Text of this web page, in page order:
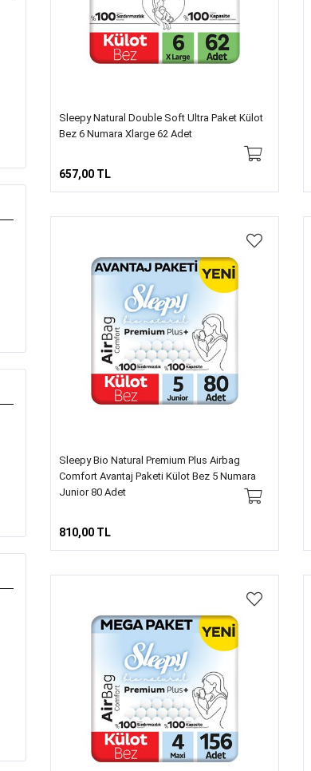
Sleepy Natural Double Soft Ultra Paket Külot
Bez 6 Numara Xlarge 62 Adet
657,00 TL
Sleepy Bio Natural Premium Plus Airbag
Comfort Avantaj Paketi Külot Bez 5 Numara
Junior 80 Adet
810,00 TL